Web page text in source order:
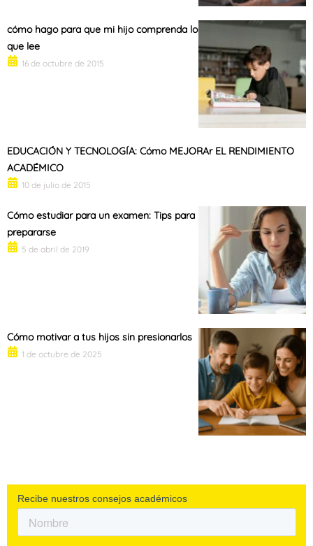
cómo hago para que mi hijo comprenda lo
que lee
16 de octubre de 2015
EDUCACIÓN Y TECNOLOGÍA: Cómo MEJORAr EL RENDIMIENTO
ACADÉMICO
10 de julio de 2015
Cómo estudiar para un examen: Tips para
prepararse
5 de abril de 2019
Cómo motivar a tus hijos sin presionarlos
1 de octubre de 2025